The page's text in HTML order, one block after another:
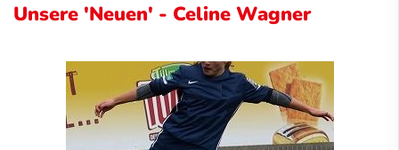
Unsere 'Neuen' - Celine Wagner